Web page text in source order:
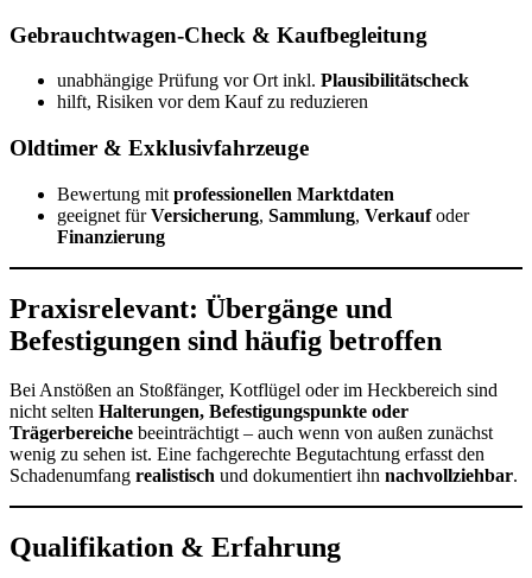
Gebrauchtwagen-Check & Kaufbegleitung
unabhängige Prüfung vor Ort inkl. Plausibilitätscheck
hilft, Risiken vor dem Kauf zu reduzieren
Oldtimer & Exklusivfahrzeuge
Bewertung mit professionellen Marktdaten
geeignet fürVersicherung, Sammlung, Verkaufoder
Finanzierung
Praxisrelevant: Übergänge und
Befestigungen sind häufig betroffen
Bei Anstößen an Stoßfänger, Kotflügel oder im Heckbereich sind
nicht selten Halterungen, Befestigungspunkte oder
Trägerbereiche beeinträchtigt – auch wenn von außen zunächst
wenig zu sehen ist. Eine fachgerechte Begutachtung erfasst den
Schadenumfang realistisch und dokumentiert ihn nachvollziehbar.
Qualifikation & Erfahrung